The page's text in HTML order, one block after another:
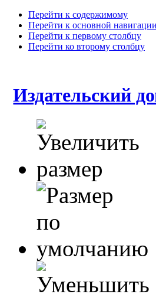
Перейти к содержимому
Перейти к основной навигации
Перейти к первому столбцу
Перейти ко второму столбцу
Издательский